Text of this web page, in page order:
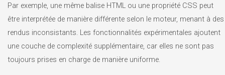
Par exemple, une même balise HTML ou une propriété CSS peut
être interprétée de manière différente selon le moteur, menant à des
rendus inconsistants. Les fonctionnalités expérimentales ajoutent
une couche de complexité supplémentaire, car elles ne sont pas
toujours prises en charge de manière uniforme.